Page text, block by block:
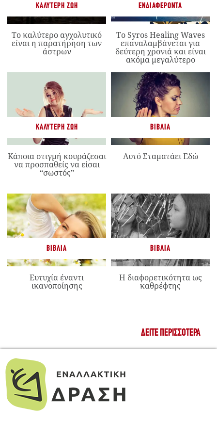
ΚΑΛΎΤΕΡΗ ΖΩΉ
Το καλύτερο αγχολυτικό
είναι η παρατήρηση των
άστρων
ΕΝΔΙΑΦΈΡΟΝΤΑ
Το Syros Healing Waves
επαναλαμβάνεται για
δεύτερη χρονιά και είναι
ακόμα μεγαλύτερο
ΚΑΛΎΤΕΡΗ ΖΩΉ
Κάποια στιγμή κουράζεσαι
να προσπαθείς να είσαι
“σωστός”
ΒΙΒΛΊΑ
Αυτό Σταματάει Εδώ
ΒΙΒΛΊΑ
Ευτυχία έναντι
ικανοποίησης
ΒΙΒΛΊΑ
Η διαφορετικότητα ως
καθρέφτης
ΔΕΊΤΕ ΠΕΡΙΣΣΌΤΕΡΑ